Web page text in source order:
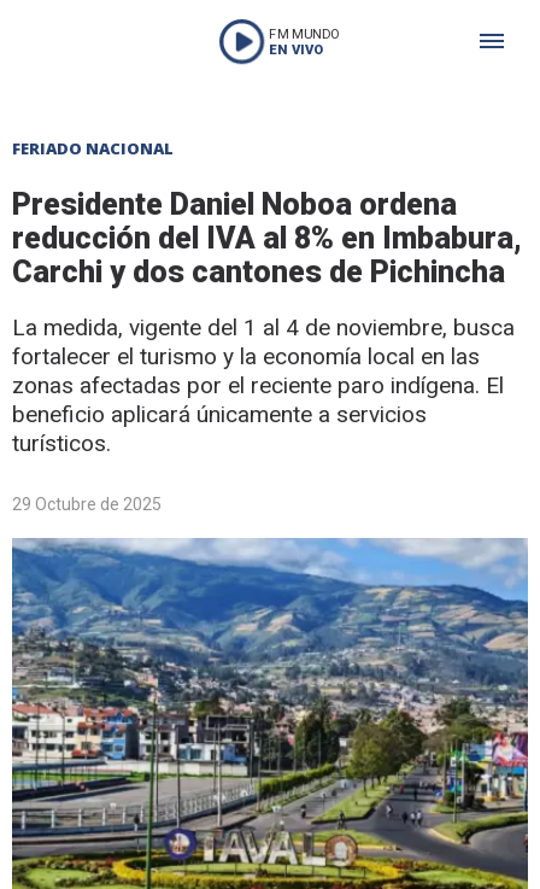
FM MUNDO
EN VIVO
FERIADO NACIONAL
Presidente Daniel Noboa ordena
reducción del IVA al 8% en Imbabura,
Carchi y dos cantones de Pichincha
La medida, vigente del 1 al 4 de noviembre, busca
fortalecer el turismo y la economía local en las
zonas afectadas por el reciente paro indígena. El
beneficio aplicará únicamente a servicios
turísticos.
29 Octubre de 2025